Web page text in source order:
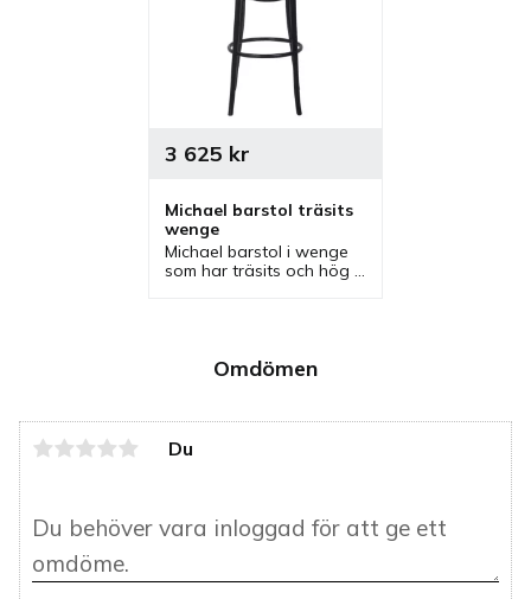
Omdömen
Du
Michael barstol träsits
wenge
Michael barstol i wenge
som har träsits och hög
kontor.
3 625 kr